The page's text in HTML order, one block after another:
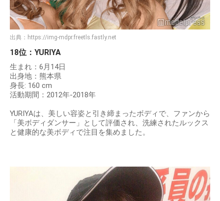
出典： https://img-mdpr.freetls.fastly.net
18位：YURIYA
生まれ：6月14日
出身地：熊本県
身長: 160 cm
活動期間：2012年-2018年
YURIYAは、美しい容姿と引き締まったボディで、ファンから
「美ボディダンサー」として評価され、洗練されたルックス
と健康的な美ボディで注目を集めました。